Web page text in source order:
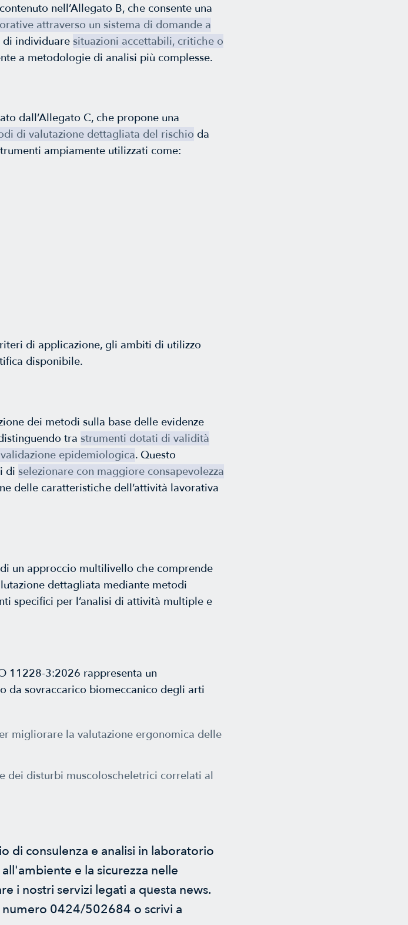
nell’Allegato B, che consente una
attraverso un sistema di domande a
di individuare situazioni accettabili, critiche o
a metodologie di analisi più complesse.
dall’Allegato C, che propone una
di valutazione dettagliata del rischio da
ampiamente utilizzati come:
di applicazione, gli ambiti di utilizzo
disponibile.
dei metodi sulla base delle evidenze
tra strumenti dotati di validità
epidemiologica. Questo
di selezionare con maggiore consapevolezza
delle caratteristiche dell’attività lavorativa
un approccio multilivello che comprende
dettagliata mediante metodi
specifici per l’analisi di attività multiple e
11228-3:2026 rappresenta un
da sovraccarico biomeccanico degli arti
migliorare la valutazione ergonomica delle
dei disturbi muscoloscheletrici correlati al
di consulenza e analisi in laboratorio
e la sicurezza nelle
i nostri servizi legati a questa news.
numero 0424/502684 o scrivi a